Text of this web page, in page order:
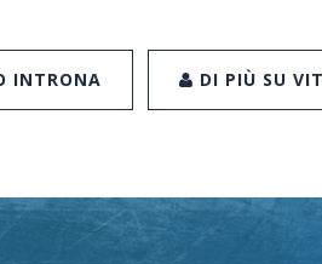
INTRONA DI PIÙ SU